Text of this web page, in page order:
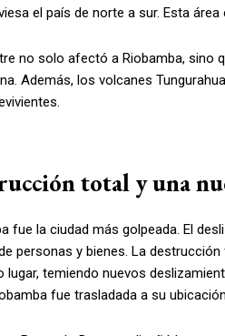
el país de norte a sur. Esta
no solo afectó a Riobamba, sino
Además, los volcanes
total y una
fue la ciudad más golpeada. El
personas y bienes. La
lugar, temiendo nuevos
fue trasladada a su